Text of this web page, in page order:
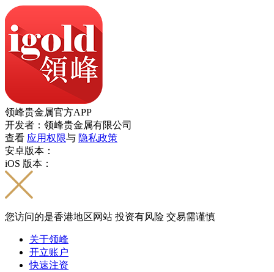
领峰贵金属官方APP
开发者：领峰贵金属有限公司
查看 应用权限与 隐私政策
安卓版本：
iOS 版本：
您访问的是香港地区网站 投资有风险 交易需谨慎
关于领峰
开立账户
快速注资